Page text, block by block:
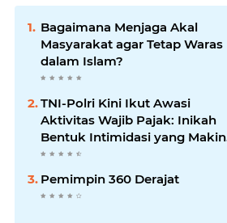
Bagaimana Menjaga Akal
Masyarakat agar Tetap Waras
dalam Islam?
TNI-Polri Kini Ikut Awasi
Aktivitas Wajib Pajak: Inikah
Bentuk Intimidasi yang Makin
Menekan Rakyat?
Pemimpin 360 Derajat